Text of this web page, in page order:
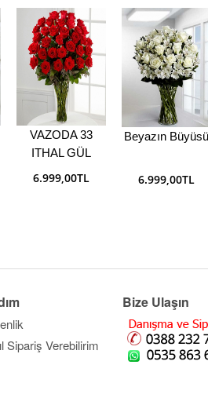
VAZODA 33
ITHAL GÜL
6.999,00TL
Beyazın Büyüsü
6.999,00TL
Sipariş Verebilirim
Bize Ulaşın